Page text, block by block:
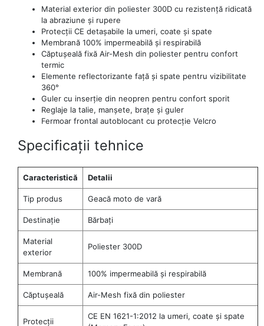
Material exterior din poliester 300D cu rezistență ridicată
la abraziune și rupere
Protecții CE detașabile la umeri, coate și spate
Membrană 100% impermeabilă și respirabilă
Căptușeală fixă Air-Mesh din poliester pentru confort
termic
Elemente reflectorizante față și spate pentru vizibilitate
360°
Guler cu inserție din neopren pentru confort sporit
Reglaje la talie, manșete, brațe și guler
Fermoar frontal autoblocant cu protecție Velcro
Specificații tehnice
Caracteristică Detalii
Tip produs Geacă moto de vară
Destinație Bărbați
Material
exterior
Poliester 300D
Membrană 100% impermeabilă și respirabilă
Căptușeală Air-Mesh fixă din poliester
Protecții
CE EN 1621-1:2012 la umeri, coate și spate